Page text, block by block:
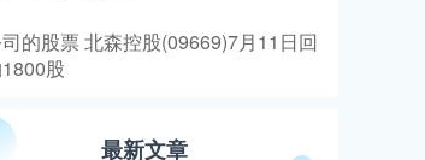
的股票 北森控股(09669)7月11日回
股
最新文章